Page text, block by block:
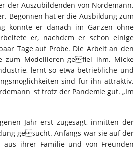
der Auszubildenden von Nordemann.
Begonnen hat er die Ausbildung zum
konnte er danach im Ganzen ohne
er, nachdem er schon einige
Tage auf Probe. Die Arbeit an den
zum Modellieren gefiel ihm. Micke
lernt so etwa betriebliche und
sind für ihn attraktiv.
ist trotz der Pandemie gut. „Im
Jahr erst zugesagt, inmitten der
gesucht. Anfangs war sie auf der
aus ihrer Familie und von Freunden